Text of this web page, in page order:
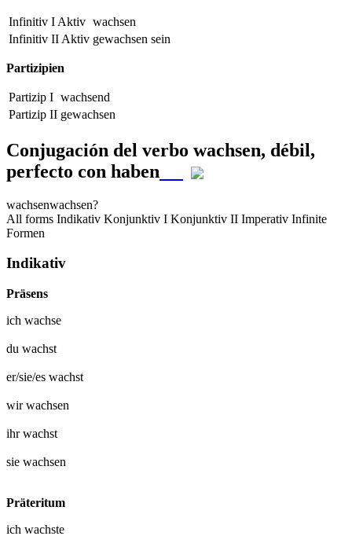
Infinitiv I Aktiv wachsen
Infinitiv II Aktiv gewachsen sein
Partizipien
Partizip I wachsend
Partizip II gewachsen
Conjugación del verbo wachsen, débil,
perfecto con haben
wachsenwachsen?
All forms Indikativ Konjunktiv I Konjunktiv II Imperativ Infinite
Formen
Indikativ
Präsens
ich wachse
du wachst
er/sie/es wachst
wirwachsen
ihrwachst
sie wachsen
Präteritum
ich wachste